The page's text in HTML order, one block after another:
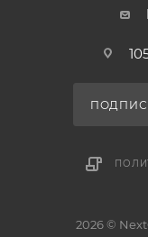
Смена сезонов и
Кооператив:
2026 ©